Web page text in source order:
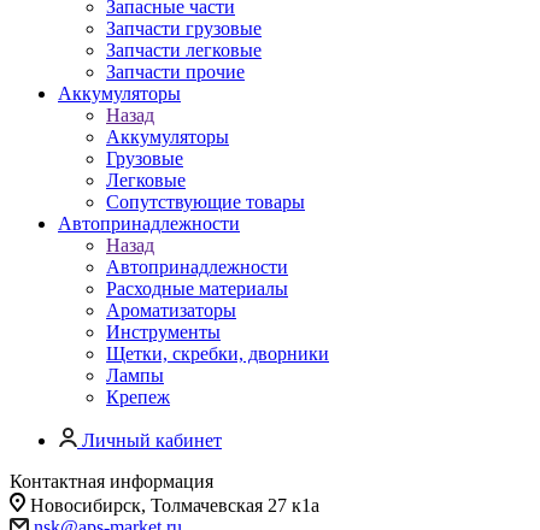
Запасные части
Запчасти грузовые
Запчасти легковые
Запчасти прочие
Аккумуляторы
Назад
Аккумуляторы
Грузовые
Легковые
Сопутствующие товары
Автопринадлежности
Назад
Автопринадлежности
Расходные материалы
Ароматизаторы
Инструменты
Щетки, скребки, дворники
Лампы
Крепеж
Личный кабинет
Контактная информация
Новосибирск, Толмачевская 27 к1а